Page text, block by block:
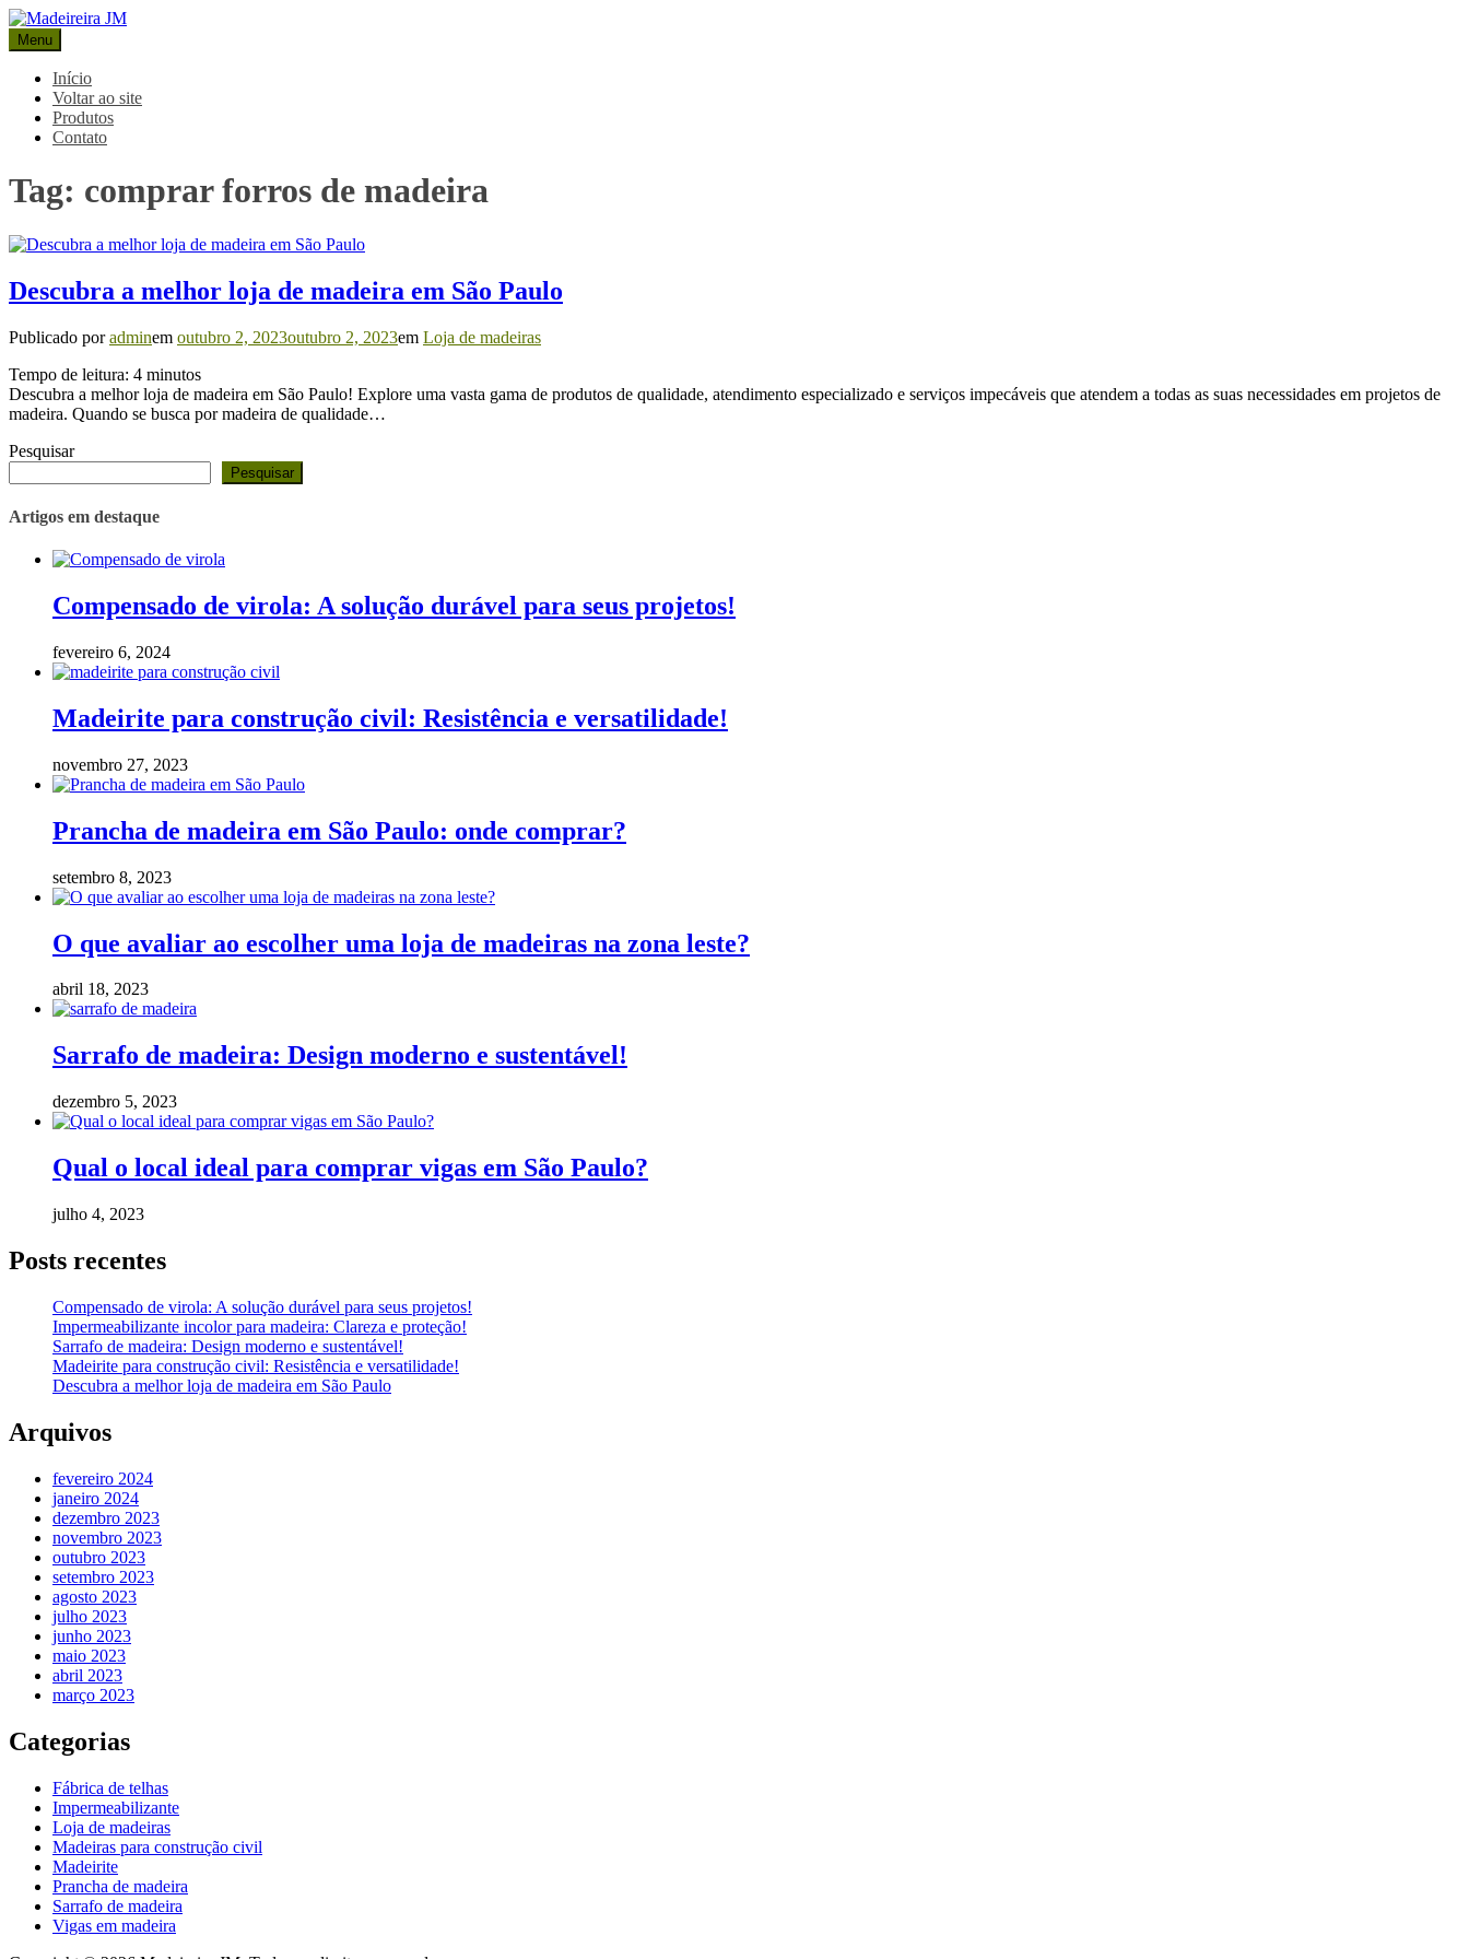
Pular
para
o
conteúdo
Madeireira JM
Blog Madeireira JM
Menu
Início
Voltar ao site
Produtos
Contato
Tag: comprar forros de madeira
Descubra a melhor loja de madeira em São Paulo
Publicado poradminem outubro 2, 2023outubro 2, 2023em Loja de madeiras
Tempo de leitura: 4 minutos
Descubra a melhor loja de madeira em São Paulo! Explore uma vasta gama de produtos de qualidade, atendimento especializado e serviços impecáveis que atendem a todas as suas necessidades em projetos de
madeira. Quando se busca por madeira de qualidade…
Pesquisar
Pesquisar
Artigos em destaque
Compensado de virola: A solução durável para seus projetos!
fevereiro 6, 2024
Madeirite para construção civil: Resistência e versatilidade!
novembro 27, 2023
Prancha de madeira em São Paulo: onde comprar?
setembro 8, 2023
O que avaliar ao escolher uma loja de madeiras na zona leste?
abril 18, 2023
Sarrafo de madeira: Design moderno e sustentável!
dezembro 5, 2023
Qual o local ideal para comprar vigas em São Paulo?
julho 4, 2023
Posts recentes
Compensado de virola: A solução durável para seus projetos!
Impermeabilizante incolor para madeira: Clareza e proteção!
Sarrafo de madeira: Design moderno e sustentável!
Madeirite para construção civil: Resistência e versatilidade!
Descubra a melhor loja de madeira em São Paulo
Arquivos
fevereiro 2024
janeiro 2024
dezembro 2023
novembro 2023
outubro 2023
setembro 2023
agosto 2023
julho 2023
junho 2023
maio 2023
abril 2023
março 2023
Categorias
Fábrica de telhas
Impermeabilizante
Loja de madeiras
Madeiras para construção civil
Madeirite
Prancha de madeira
Sarrafo de madeira
Vigas em madeira